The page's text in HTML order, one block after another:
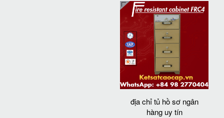
địa chỉ tủ hồ sơ ngân
hàng uy tín